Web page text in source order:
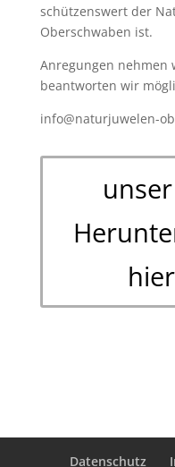
schützenswert der
Oberschwaben ist.
Anregungen nehmen
beantworten wir
info@naturjuwelen-
Datenschutz